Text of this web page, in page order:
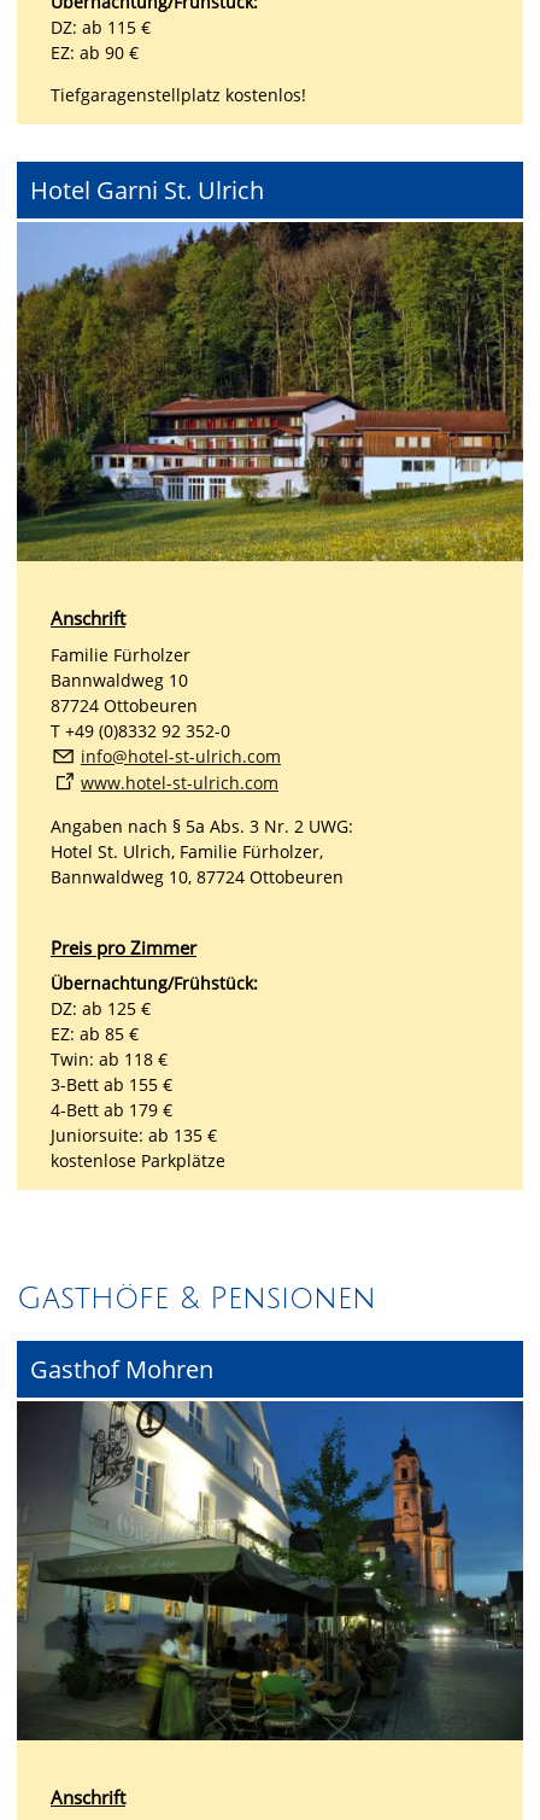
DZ: ab 115 €
EZ: ab 90 €
Tiefgaragenstellplatz kostenlos!
Hotel Garni St. Ulrich
Anschrift
Familie Fürholzer
Bannwaldweg 10
87724 Ottobeuren
T +49 (0)8332 92 352-0
nf
h t l-st- lr ch c m
www.hotel-st-ulrich.com
Angaben nach § 5a Abs. 3 Nr. 2 UWG:
Hotel St. Ulrich, Familie Fürholzer,
Bannwaldweg 10, 87724 Ottobeuren
Preis pro Zimmer
Übernachtung/Frühstück:
DZ: ab 125 €
EZ: ab 85 €
Twin: ab 118 €
3-Bett ab 155 €
4-Bett ab 179 €
Juniorsuite: ab 135 €
kostenlose Parkplätze
Gasthöfe & Pensionen
Gasthof Mohren
Anschrift